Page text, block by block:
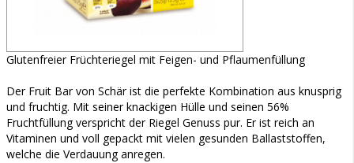
Glutenfreier Früchteriegel mit Feigen- und Pflaumenfüllung
Der Fruit Bar von Schär ist die perfekte Kombination aus knusprig
und fruchtig. Mit seiner knackigen Hülle und seinen 56%
Fruchtfüllung verspricht der Riegel Genuss pur. Er ist reich an
Vitaminen und voll gepackt mit vielen gesunden Ballaststoffen,
welche die Verdauung anregen.